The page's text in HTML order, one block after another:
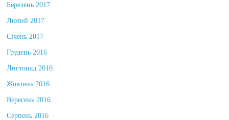
Березень 2017
Лютий 2017
Січень 2017
Грудень 2016
Листопад 2016
Жовтень 2016
Вересень 2016
Серпень 2016